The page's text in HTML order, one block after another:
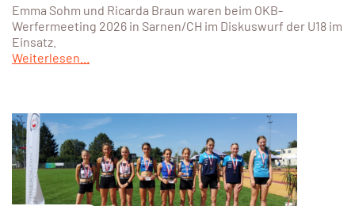
Emma Sohm und Ricarda Braun waren beim OKB-
Werfermeeting 2026 in Sarnen/CH im Diskuswurf der U18 im
Einsatz.
Weiterlesen...